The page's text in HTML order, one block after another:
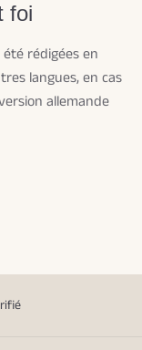
foi
rédigées en
langues, en cas
allemande